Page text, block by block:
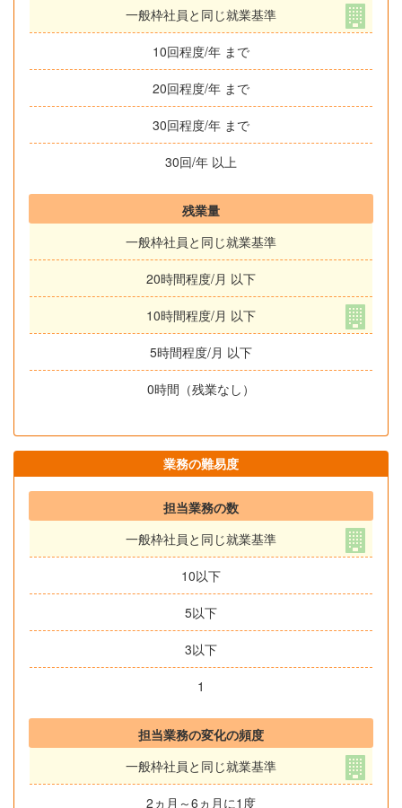
一般枠社員と同じ就業基準
10回程度/年 まで
20回程度/年 まで
30回程度/年 まで
30回/年 以上
残業量
一般枠社員と同じ就業基準
20時間程度/月 以下
10時間程度/月 以下
5時間程度/月 以下
0時間（残業なし）
業務の難易度
担当業務の数
一般枠社員と同じ就業基準
10以下
5以下
3以下
1
担当業務の変化の頻度
一般枠社員と同じ就業基準
2ヵ月～6ヵ月に1度